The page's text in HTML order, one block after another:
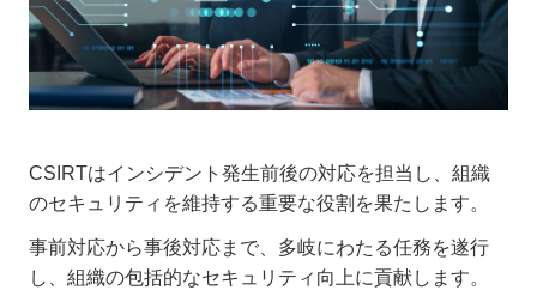
CSIRTはインシデント発生前後の対応を担当し、組織
のセキュリティを維持する重要な役割を果たします。
事前対応から事後対応まで、多岐にわたる任務を遂行
し、組織の包括的なセキュリティ向上に貢献します。